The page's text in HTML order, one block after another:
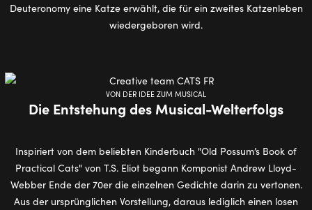
Deuteronomy eine Katze erwählt, die für ein zweites Katzenleben
wiedergeboren wird.
VON DER IDEE ZUM MUSICAL
Die Entstehung des Musical-Welterfolgs
Inspiriert von dem beliebten Kinderbuch "Old Possum’s Book of
Practical Cats" von T.S. Eliot begann Komponist Andrew Lloyd-
Webber Ende der 70er die einzelnen Gedichte darin zu vertonen.
Aus der ursprünglichen Vorstellung, daraus lediglich einen losen